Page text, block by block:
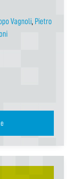
Vagnoli, Pietro